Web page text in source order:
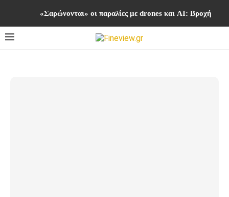
«Σαρώνονται» οι παραλίες με drones και AI: Βροχή